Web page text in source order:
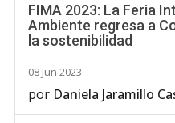
FIMA 2023: La Feria
Ambiente regresa a
la sostenibilidad
08 Jun 2023
por Daniela Jaramillo